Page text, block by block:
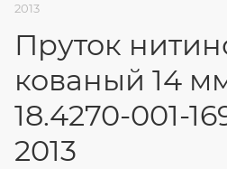
2013
Пруток
кованый 14
18.4270-001-
2013